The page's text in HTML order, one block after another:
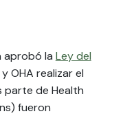
aprobó la Ley del
OHA realizar el
parte de Health
fueron